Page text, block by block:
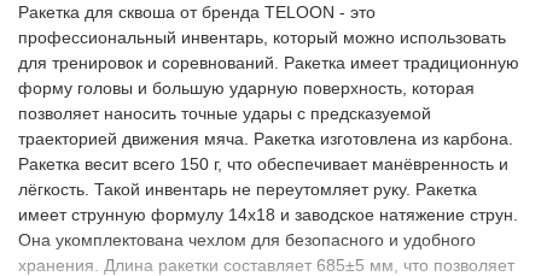
Ракетка для сквоша от бренда TELOON - это
профессиональный инвентарь, который можно использовать
для тренировок и соревнований. Ракетка имеет традиционную
форму головы и большую ударную поверхность, которая
позволяет наносить точные удары с предсказуемой
траекторией движения мяча. Ракетка изготовлена из карбона.
Ракетка весит всего 150 г, что обеспечивает манёвренность и
лёгкость. Такой инвентарь не переутомляет руку. Ракетка
имеет струнную формулу 14х18 и заводское натяжение струн.
Она укомплектована чехлом для безопасного и удобного
хранения. Длина ракетки составляет 685±5 мм, что позволяет